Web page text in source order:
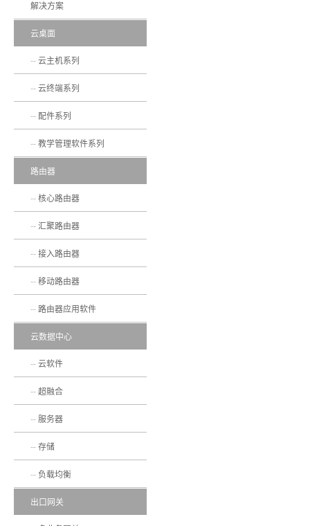
解决方案
云桌面
云主机系列
云终端系列
配件系列
教学管理软件系列
路由器
核心路由器
汇聚路由器
接入路由器
移动路由器
路由器应用软件
云数据中心
云软件
超融合
服务器
存储
负载均衡
出口网关